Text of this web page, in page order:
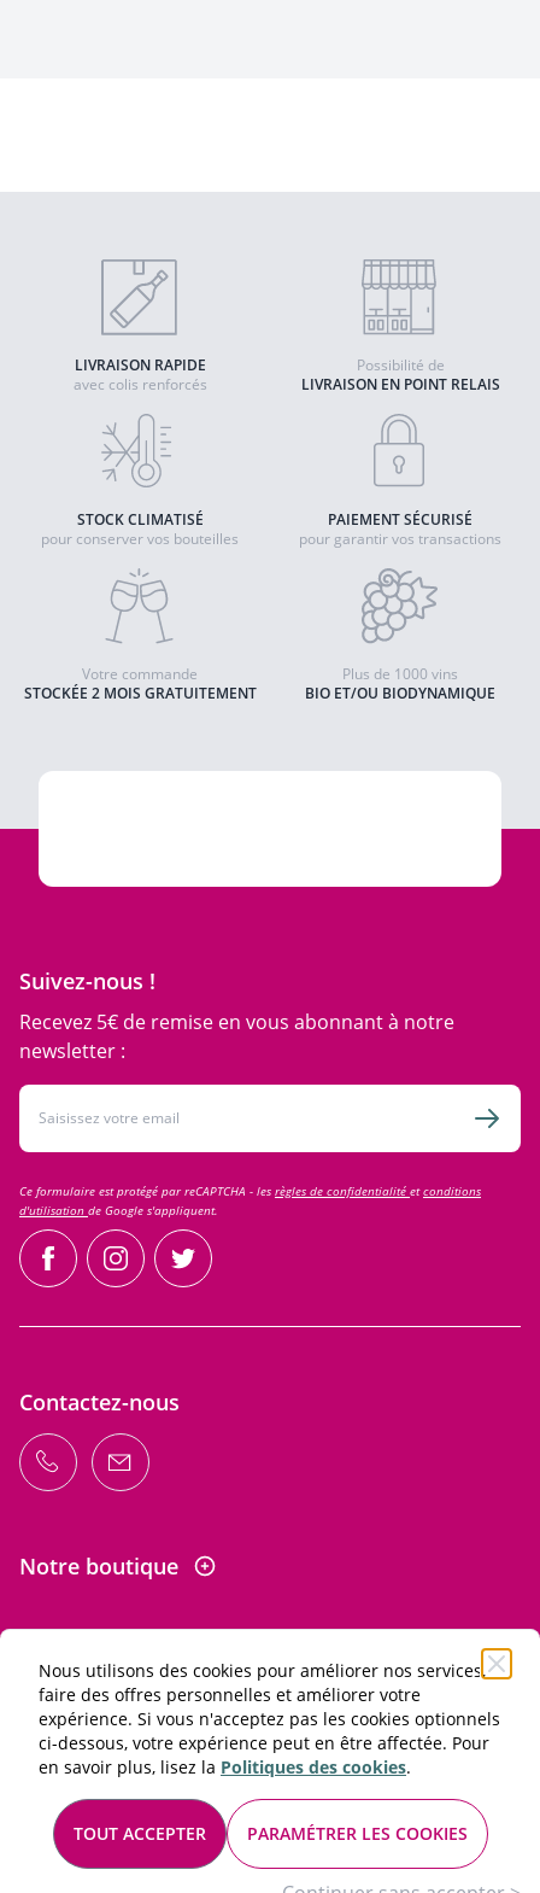
Nous utilisons des cookies pour améliorer nos services,
faire des offres personnelles et améliorer votre
expérience. Si vous n'acceptez pas les cookies optionnels
ci-dessous, votre expérience peut en être affectée. Pour
en savoir plus, lisez la Politiques des cookies.
TOUT ACCEPTER PARAMÉTRER LES COOKIES
LIVRAISON RAPIDE
avec colis renforcés
LIVRAISON EN POINT RELAIS
Possibilité de
STOCK CLIMATISÉ
pour conserver vos bouteilles
PAIEMENT SÉCURISÉ
pour garantir vos transactions
STOCKÉE 2 MOIS GRATUITEMENT
Votre commande
BIO ET/OU BIODYNAMIQUE
Plus de 1000 vins
Suivez-nous !
Recevez 5€ de remise en vous abonnant à notre
newsletter :
Adresse email
Ce formulaire est protégé par reCAPTCHA - les règles de confidentialité etconditions
d'utilisation de Google s'appliquent.
facebookinstagramtwitter
Contactez-nous
Notre boutique
Informations
L'abus d'alcool est dangereux pour la santé. À consommer
avec modération.
Conditions générales de vente et d'utilisation
Mentions légales
© 2026 Les Passionnés du vin. Tous droits réservés